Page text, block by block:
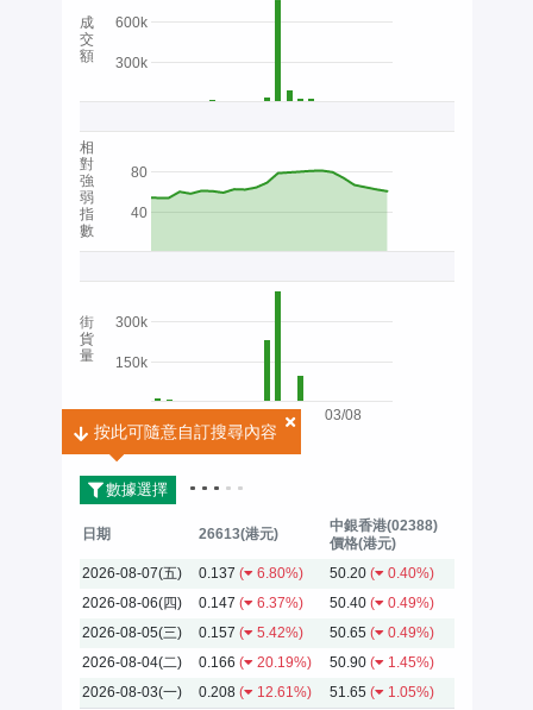
03/08
300k
600k
40
80
150k
300k
2026
成
交
額
相
對
強
弱
指
數
街
貨
量
數據選擇
按此可隨意自訂搜尋內容
按此可隨意自訂搜尋內容
日期 26613(港元)
中銀香港(02388)
價格(港元)
2026-08-07(五)
0.137 ( 6.80%) 50.20 (
0.40%)
2026-08-06(四)
0.147 ( 6.37%) 50.40 (
0.49%)
2026-08-05(三)
0.157 ( 5.42%) 50.65 (
0.49%)
2026-08-04(二)
0.166 ( 20.19%) 50.90 (
1.45%)
2026-08-03(一)
0.208 ( 12.61%) 51.65 ( 1.05%)